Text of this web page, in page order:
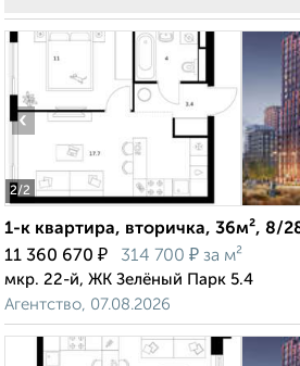
2/2
‹
1-к квартира, вторичка, 36м², 8/
11 360 670 ₽ 314 700 ₽ за м²
мкр. 22-й, ЖК Зелёный Парк 5.4
Агентство, 07.08.2026